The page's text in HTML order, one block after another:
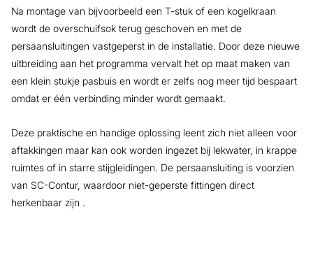
Na montage van bijvoorbeeld een T-stuk of een kogelkraan
wordt de overschuifsok terug geschoven en met de
persaansluitingen vastgeperst in de installatie. Door deze nieuwe
uitbreiding aan het programma vervalt het op maat maken van
een klein stukje pasbuis en wordt er zelfs nog meer tijd bespaart
omdat er één verbinding minder wordt gemaakt.
Deze praktische en handige oplossing leent zich niet alleen voor
aftakkingen maar kan ook worden ingezet bij lekwater, in krappe
ruimtes of in starre stijgleidingen. De persaansluiting is voorzien
van SC-Contur, waardoor niet-geperste fittingen direct
herkenbaar zijn .